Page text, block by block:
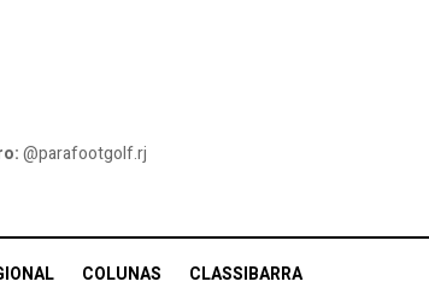
@parafootgolf.rj
COLUNAS CLASSIBARRA